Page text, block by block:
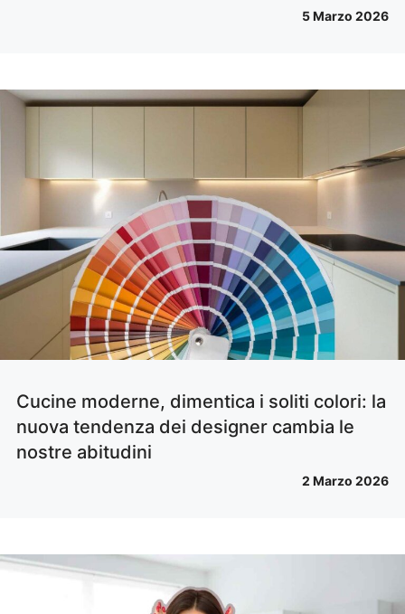
5 Marzo 2026
Cucine moderne, dimentica i soliti colori: la
nuova tendenza dei designer cambia le
nostre abitudini
2 Marzo 2026